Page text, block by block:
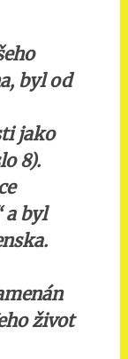
byl od
jako
8).
a byl
život